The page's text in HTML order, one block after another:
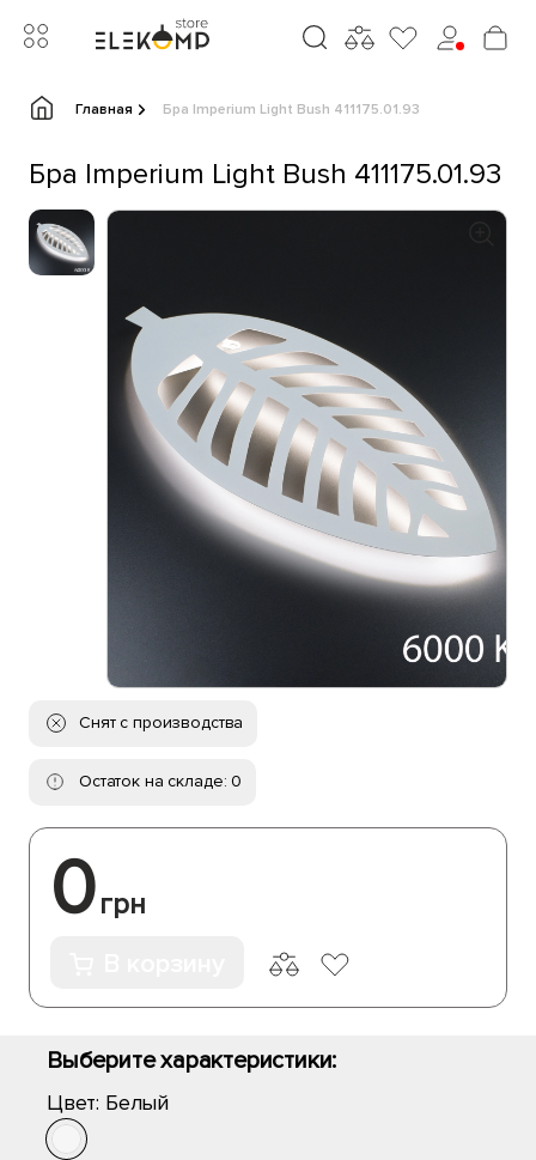
Главная Бра Imperium Light Bush 411175.01.93
Бра Imperium Light Bush 411175.01.93
Снят с производства
Остаток на складе: 0
0грн
Выберите характеристики:
Цвет: Белый